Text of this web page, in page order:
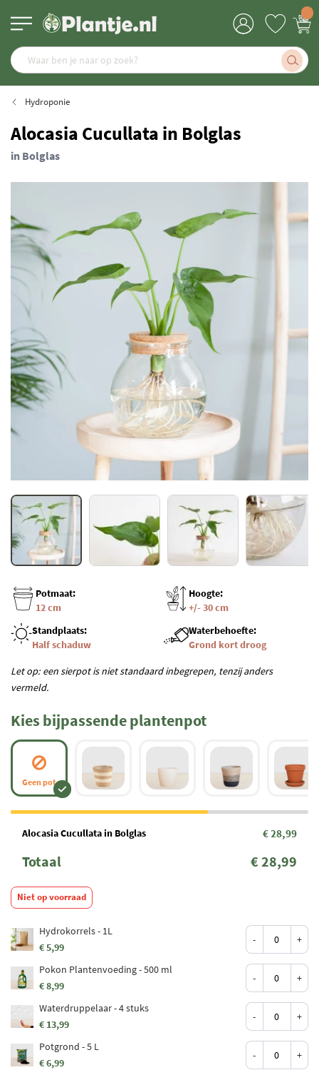
Hydroponie
Alocasia Cucullata in Bolglas
in Bolglas
Potmaat:
12 cm
Hoogte:
+/- 30 cm
Standplaats:
Half schaduw
Waterbehoefte:
Grond kort droog
Let op: een sierpot is niet standaard inbegrepen, tenzij anders
vermeld.
Kies bijpassende plantenpot
Geen pot
Alocasia Cucullata in Bolglas € 28,99
Totaal € 28,99
Niet op voorraad
Hydrokorrels - 1L
€ 5,99
- +
Pokon Plantenvoeding - 500 ml
€ 8,99
- +
Waterdruppelaar - 4 stuks
€ 13,99
- +
Potgrond - 5 L
€ 6,99
- +